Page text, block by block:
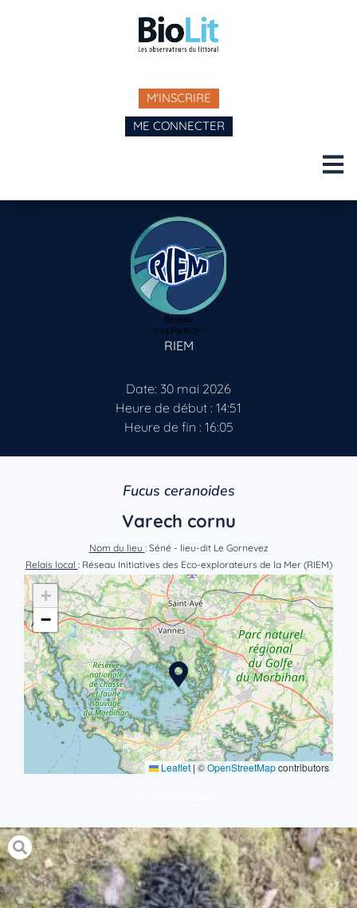
M'INSCRIRE
ME CONNECTER
RIEM
Date: 30 mai 2026
Heure de début : 14:51
Heure de fin : 16:05
Fucus ceranoides
Varech cornu
Nom du lieu : Séné - lieu-dit Le Gornevez
Relais local : Réseau Initiatives des Eco-explorateurs de la Mer (RIEM)
+
−
Leaflet | ©OpenStreetMapcontributors